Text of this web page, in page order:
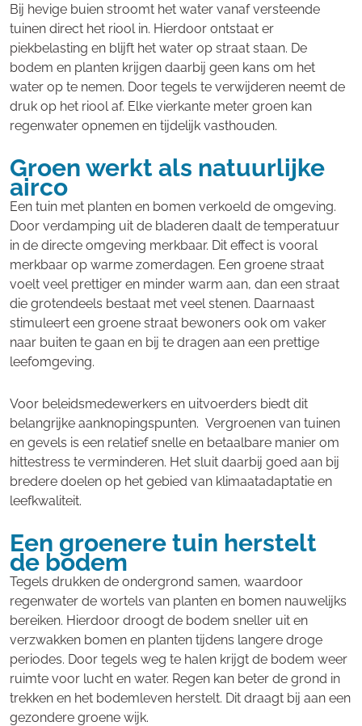
Bij hevige buien stroomt het water vanaf versteende
tuinen direct het riool in. Hierdoor ontstaat er
piekbelasting en blijft het water op straat staan. De
bodem en planten krijgen daarbij geen kans om het
water op te nemen. Door tegels te verwijderen neemt de
druk op het riool af. Elke vierkante meter groen kan
regenwater opnemen en tijdelijk vasthouden.
Groen werkt als natuurlijke
airco
Een tuin met planten en bomen verkoeld de omgeving.
Door verdamping uit de bladeren daalt de temperatuur
in de directe omgeving merkbaar. Dit effect is vooral
merkbaar op warme zomerdagen. Een groene straat
voelt veel prettiger en minder warm aan, dan een straat
die grotendeels bestaat met veel stenen. Daarnaast
stimuleert een groene straat bewoners ook om vaker
naar buiten te gaan en bij te dragen aan een prettige
leefomgeving.
Voor beleidsmedewerkers en uitvoerders biedt dit
belangrijke aanknopingspunten. Vergroenen van tuinen
en gevels is een relatief snelle en betaalbare manier om
hittestress te verminderen. Het sluit daarbij goed aan bij
bredere doelen op het gebied van klimaatadaptatie en
leefkwaliteit.
Een groenere tuin herstelt
de bodem
Tegels drukken de ondergrond samen, waardoor
regenwater de wortels van planten en bomen nauwelijks
bereiken. Hierdoor droogt de bodem sneller uit en
verzwakken bomen en planten tijdens langere droge
periodes. Door tegels weg te halen krijgt de bodem weer
ruimte voor lucht en water. Regen kan beter de grond in
trekken en het bodemleven herstelt. Dit draagt bij aan een
gezondere groene wijk.